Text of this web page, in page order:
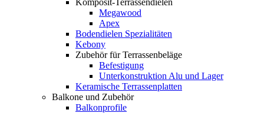
Komposit-Terrassendielen
Megawood
Apex
Bodendielen Spezialitäten
Kebony
Zubehör für Terrassenbeläge
Befestigung
Unterkonstruktion Alu und Lager
Keramische Terrassenplatten
Balkone und Zubehör
Balkonprofile